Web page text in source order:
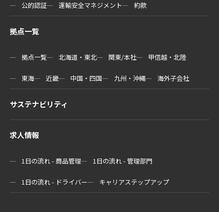
公的認証 運輸安全マネジメント 約款
拠点一覧
拠点一覧 北海道・東北 関東/本社 甲信越・北陸
東海 近畿 中国・四国 九州・沖縄 海外子会社
サステナビリティ
求人情報
1日の流れ - 商品管理 1日の流れ - 管理部門
1日の流れ - ドライバー キャリアステップアップ